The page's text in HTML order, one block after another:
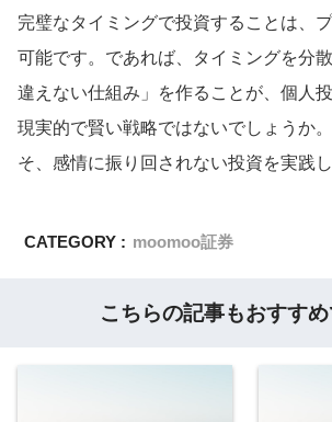
完璧なタイミングで投資することは、
可能です。であれば、タイミングを分
違えない仕組み」を作ることが、個人
現実的で賢い戦略ではないでしょうか
そ、感情に振り回されない投資を実践
CATEGORY : moomoo証券
こちらの記事もおすすめ